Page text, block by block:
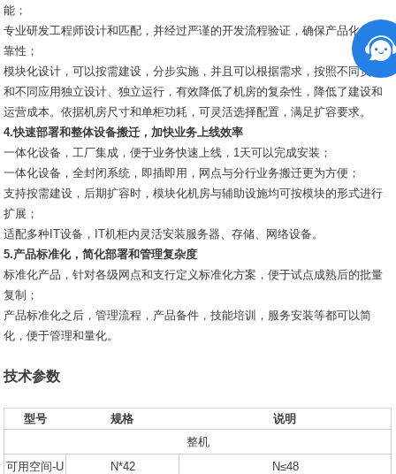
能；
专业研发工程师设计和匹配，并经过严谨的开发流程验证，确保产品化的可
靠性；
模块化设计，可以按需建设，分步实施，并且可以根据需求，按照不同负荷
和不同应用独立设计、独立运行，有效降低了机房的复杂性，降低了建设和
运营成本。依据机房尺寸和单柜功耗，可灵活选择配置，满足扩容要求。
4.快速部署和整体设备搬迁，加快业务上线效率
一体化设备，工厂集成，便于业务快速上线，1天可以完成安装；
一体化设备，全封闭系统，即插即用，网点与分行业务搬迁更为方便；
支持按需建设，后期扩容时，模块化机房与辅助设施均可按模块的形式进行
扩展；
适配多种IT设备，IT机柜内灵活安装服务器、存储、网络设备。
5.产品标准化，简化部署和管理复杂度
标准化产品，针对各级网点和支行定义标准化方案，便于试点成熟后的批量
复制；
产品标准化之后，管理流程，产品备件，技能培训，服务安装等都可以简
化，便于管理和量化。
技术参数
型号 规格
说明
整机
可用空间-U
N*42 N≤48